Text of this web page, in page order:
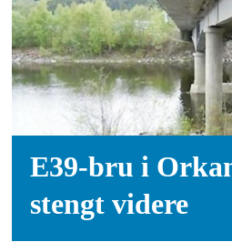
E39-bru i
stengt videre